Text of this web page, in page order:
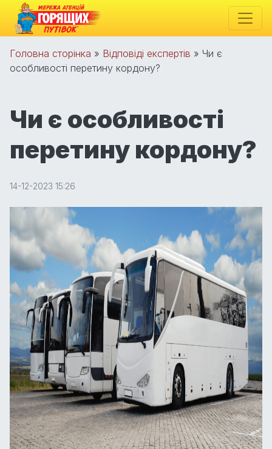
Головна сторінка » Відповіді експертів » Чи є
особливості перетину кордону?
Чи є особливості
перетину кордону?
14-12-2023 15:26